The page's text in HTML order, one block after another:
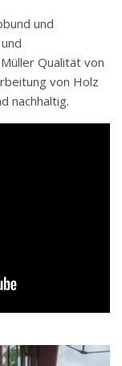
und
Qualität von
von Holz
nachhaltig.